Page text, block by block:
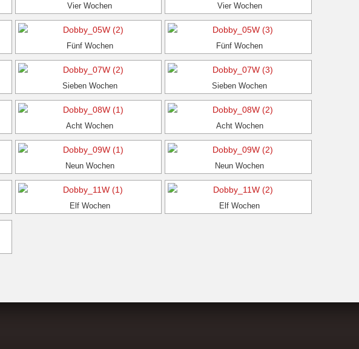
Vier Wochen Vier Wochen
Fünf Wochen Fünf Wochen
Sieben Wochen Sieben Wochen
Acht Wochen Acht Wochen
Neun Wochen Neun Wochen
Elf Wochen Elf Wochen